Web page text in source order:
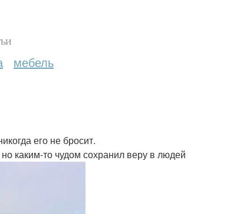
мебель
его не бросит.
каким-то чудом сохранил веру в людей